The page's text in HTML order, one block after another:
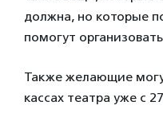
должна, но которые
помогут
Также желающие
кассах театра уже с